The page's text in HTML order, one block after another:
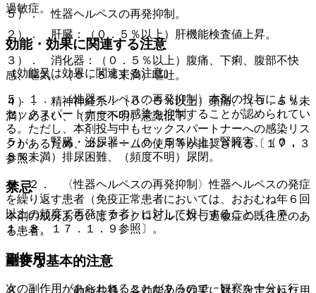
過敏症。
２）． 肝臓：（０．５％以上）肝機能検査値上昇。
３）． 消化器：（０．５％以上）腹痛、下痢、腹部不快
感、嘔気、（０．５％未満）嘔吐。
４）． 精神神経系：（０．５％以上）頭痛、（０．５％未
満）めまい、（頻度不明）意識低下。
５）． 腎臓・泌尿器：（０．５％以上）腎障害、（０．
５％未満）排尿困難、（頻度不明）尿閉。
禁忌
本剤の成分あるいはアシクロビルに対し過敏症の既往歴のあ
る患者。
重要な基本的注意
８．１． 〈効能共通〉各効能又は効果に対し設定された用
５）． 性器ヘルペスの再発抑制。
効能・効果に関連する注意
（効能又は効果に関連する注意）
５．１． 〈性器ヘルペスの再発抑制〉本剤の投与により、
セックスパートナーへの感染を抑制することが認められてい
る。ただし、本剤投与中もセックスパートナーへの感染リス
クがあるため、コンドームの使用等が推奨される〔１７．３
参照〕。
５．２． 〈性器ヘルペスの再発抑制〉性器ヘルペスの発症
を繰り返す患者（免疫正常患者においては、おおむね年６回
以上の頻度で再発する者）に対して投与すること〔１７．
１．８、１７．１．９参照〕。
副作用
次の副作用があらわれることがあるので、観察を十分に行